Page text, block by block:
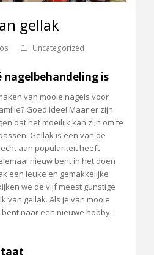
gellak
Uncategorized
nagelbehandeling is
van mooie nagels voor
Goed idee! Maar er zijn
dat het moeilijk kan zijn om te
Gellak is een van de
aan populariteit heeft
nieuw bent in het doen
een leuke en gemakkelijke
we de vijf meest gunstige
van gellak. Als je van mooie
naar een nieuwe hobby,